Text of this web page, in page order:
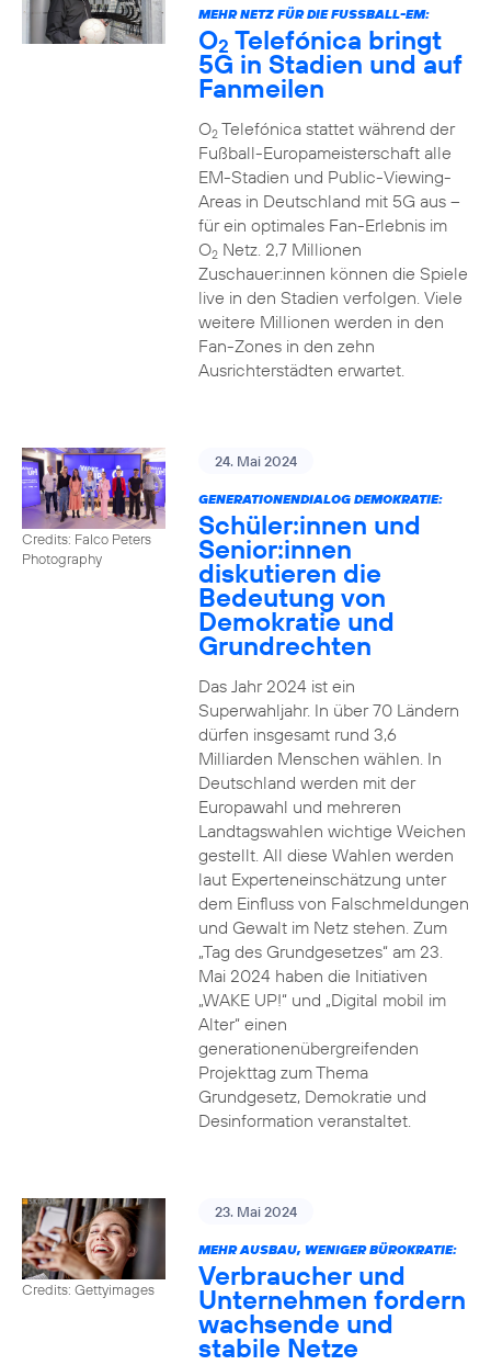
MEHR NETZ FÜR DIE FUSSBALL-EM:
O2 Telefónica bringt
5G in Stadien und auf
Fanmeilen
O2Telefónica stattet während der
Fußball-Europameisterschaft alle
EM-Stadien und Public-Viewing-
Areas in Deutschland mit 5G aus –
für ein optimales Fan-Erlebnis im
O2Netz. 2,7 Millionen
Zuschauer:innen können die Spiele
live in den Stadien verfolgen. Viele
weitere Millionen werden in den
Fan-Zones in den zehn
Ausrichterstädten erwartet.
Credits: Falco Peters
Photography
24. Mai 2024
GENERATIONENDIALOG DEMOKRATIE:
Schüler:innen und
Senior:innen
diskutieren die
Bedeutung von
Demokratie und
Grundrechten
Das Jahr 2024 ist ein
Superwahljahr. In über 70 Ländern
dürfen insgesamt rund 3,6
Milliarden Menschen wählen. In
Deutschland werden mit der
Europawahl und mehreren
Landtagswahlen wichtige Weichen
gestellt. All diese Wahlen werden
laut Experteneinschätzung unter
dem Einfluss von Falschmeldungen
und Gewalt im Netz stehen. Zum
„Tag des Grundgesetzes“ am 23.
Mai 2024 haben die Initiativen
„WAKE UP!“ und „Digital mobil im
Alter“ einen
generationenübergreifenden
Projekttag zum Thema
Grundgesetz, Demokratie und
Desinformation veranstaltet.
Credits: Gettyimages
23. Mai 2024
MEHR AUSBAU, WENIGER BÜROKRATIE:
Verbraucher und
Unternehmen fordern
wachsende und
stabile Netze